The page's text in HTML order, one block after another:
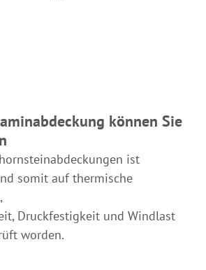
können Sie
ist
somit auf thermische
Druckfestigkeit und Windlast
worden.